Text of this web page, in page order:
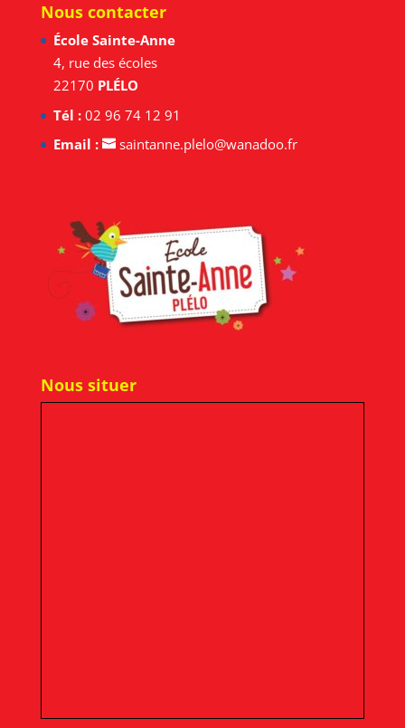
Nous contacter
École Sainte-Anne
4, rue des écoles
22170 PLÉLO
Tél :02 96 74 12 91
Email :
saintanne.plelo@wanadoo.fr
Nous situer